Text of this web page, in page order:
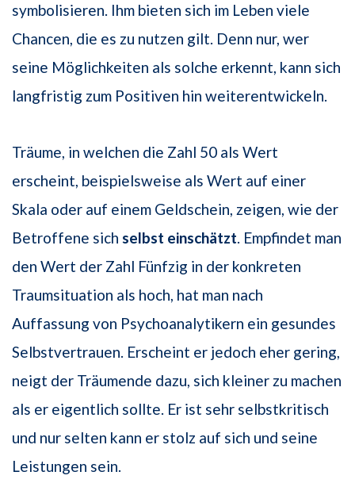
symbolisieren. Ihm bieten sich im Leben viele
Chancen, die es zu nutzen gilt. Denn nur, wer
seine Möglichkeiten als solche erkennt, kann sich
langfristig zum Positiven hin weiterentwickeln.
Träume, in welchen die Zahl 50 als Wert
erscheint, beispielsweise als Wert auf einer
Skala oder auf einem Geldschein, zeigen, wie der
Betroffene sich selbst einschätzt. Empfindet man
den Wert der Zahl Fünfzig in der konkreten
Traumsituation als hoch, hat man nach
Auffassung von Psychoanalytikern ein gesundes
Selbstvertrauen. Erscheint er jedoch eher gering,
neigt der Träumende dazu, sich kleiner zu machen
als er eigentlich sollte. Er ist sehr selbstkritisch
und nur selten kann er stolz auf sich und seine
Leistungen sein.